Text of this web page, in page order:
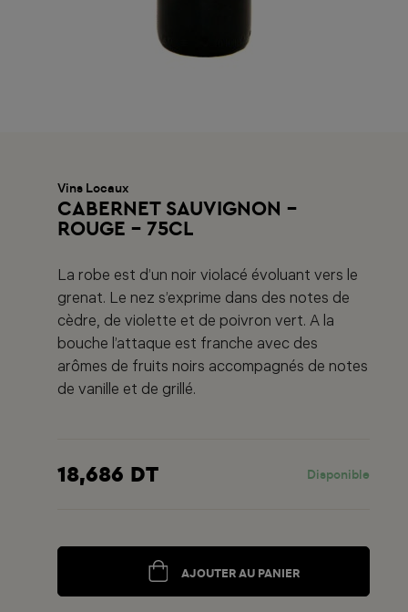
Vins Locaux
CABERNET SAUVIGNON -
ROUGE - 75CL
La robe est d’un noir violacé évoluant vers le
grenat. Le nez s’exprime dans des notes de
cèdre, de violette et de poivron vert. A la
bouche l’attaque est franche avec des
arômes de fruits noirs accompagnés de notes
de vanille et de grillé.
18,686 DT Disponible
AJOUTER AU PANIER